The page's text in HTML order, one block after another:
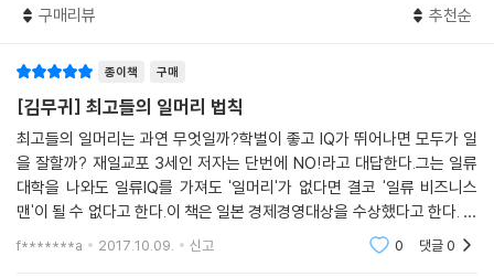
62. 이기는 분야에서 승부한다: 좋아하지도 잘하지도 않는 일에 인생을 걸
63. 무기력한 백수가 종합소득세 신고를 하기까지: 좋아하는 일에 빠져들
64. 존재의식을 걸고 일한다: ‘일하는 이유’를 납득한다
65. 원체험을 잊지 않는다: 가치관과 문제의식의 원점을 바라본다
66. 천직이 아니어도 괜찮다: 천직을 만나는 방법은 다양하다
67. 높은 목표와 뜻에 사람, 돈, 사회가 따른다: ‘사회적 사명감’을 드러낸
다
68. 너도나도 비전 기업: 일류를 목표로 하는 회사에 인재가 모인다
실현을 향해 돌진할 수 있다. 자신의 기준점을 잊지 않는 사람은 흔들리지
_일머리 법칙 5 세상 어디에도 없는 자아실현 p.249
Now or Never. 지금의 ‘쾌적함’에 머물 것인가, 당장 뛰쳐나가 더욱 날아
오를 것인가. 이것은 선택의 문제지만 자아실현에 대한 욕구가 강한 사람
에게는 대부분 이 ‘쾌적함’에서 뛰쳐나갈 용기가 있다. 이 한걸음을 내딛는
용기가 아이디어만 반짝하고 끝나는 사람과 비전을 실행하여 자아실현을
이루는 사람의 차이를 낳는다.
---본문 중에서
깨드리고 마는 사람들에게 경각심을 주고 있다. 성장과 성공의 비법은 대
적인 것이다.
신입사원부터 임원까지,
자신의 일에 리더가 될 모든 직장인들을 위한 일머리 지침서
이 책은 신입이나 중견 그리고 베테랑을 불문하고 최적의 ‘비즈니스 연수·
사회인 연수의 교과서’가 될 수 있도록 구성하였다. 무엇보다 독자들이 ‘바
구매리뷰 추천순
종이책 구매
[김무귀] 최고들의 일머리 법칙
최고들의 일머리는 과연 무엇일까?학벌이 좋고 IQ가 뛰어나면 모두가 일
을 잘할까? 재일교포 3세인 저자는 단번에 NO!라고 대답한다.그는 일류
대학을 나와도 일류IQ를 가져도 '일머리'가 없다면 결코 '일류 비즈니스
맨'이 될 수 없다고 한다.이 책은 일본 경제경영대상을 수상했다고 한다. 이
책이 왜 그런 큰 상을 받을 수 있었는지 한장 한장 넘기면서 이해할 수 있었
f*******a 2017.10.09. 신고 0 댓글0